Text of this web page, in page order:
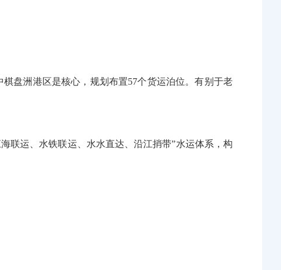
盘洲港区是核心，规划布置57个货运泊位。有别于老
联运、水铁联运、水水直达、沿江捎带”水运体系，构